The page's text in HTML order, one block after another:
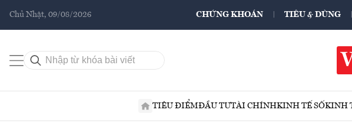
Chủ Nhật, 09/08/2026 CHỨNG KHOÁN TIÊU & DÙNG
TIÊU ĐIỂMĐẦU TƯTÀI CHÍNHKINH TẾ SỐKINH